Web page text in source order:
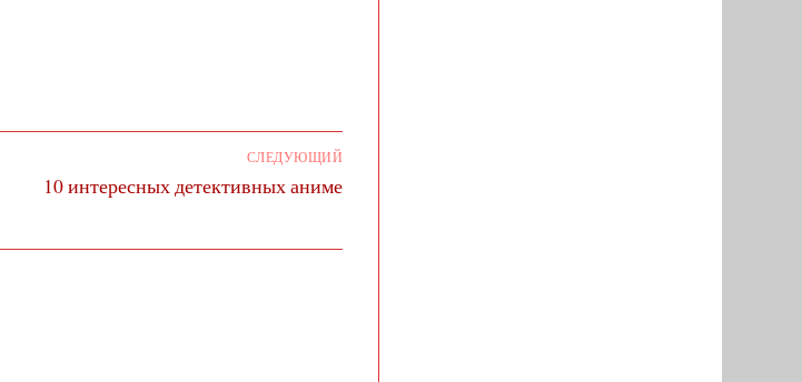
СЛЕДУЮЩИЙ
Следующий
10 интересных детективных аниме